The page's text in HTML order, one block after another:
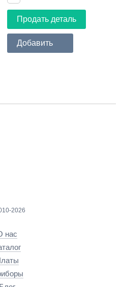
Продать деталь
Добавить
2026
нас